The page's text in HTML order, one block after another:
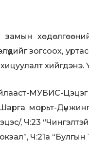
зогсоох,
хийгдэнэ.
МУБИС-
морьт-
, Ч:23
Ч:21а